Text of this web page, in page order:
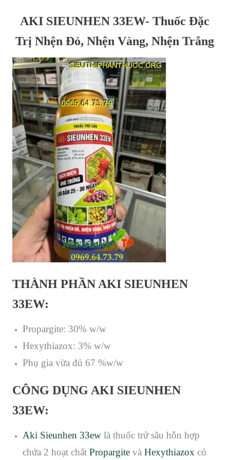
AKI SIEUNHEN 33EW- Thuốc Đặc
Trị Nhện Đỏ, Nhện Vàng, Nhện Trắng
THÀNH PHẦN AKI SIEUNHEN
33EW:
Propargite: 30% w/w
Hexythiazox: 3% w/w
Phụ gia vừa đủ 67 %w/w
CÔNG DỤNG AKI SIEUNHEN
33EW:
Aki Sieunhen 33ewlà thuốc trử sâu hỗn hợp
chứa 2 hoạt chấtPropargite vàHexythiazox có